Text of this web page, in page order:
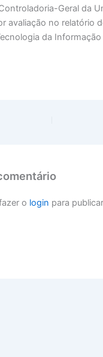
Geral da
avaliação no relatório
da
o login para